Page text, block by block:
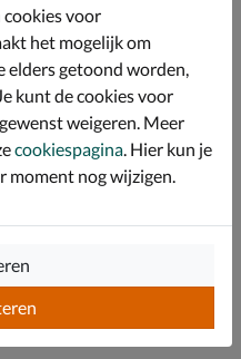
de hele dag. Tevens
kunnen eigen zolen ook
met
die de druk tijdens het
de sneaker een goede
cookies voor
het mogelijk om
elders getoond worden,
kunt de cookies voor
weigeren. Meer
cookiespagina. Hier kun je
moment nog wijzigen.